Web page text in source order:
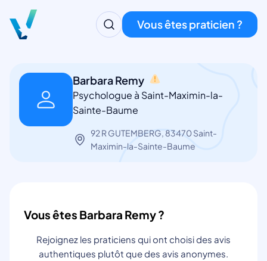
Vous êtes praticien ?
Barbara Remy
Psychologue à Saint-Maximin-la-
Sainte-Baume
92 R GUTEMBERG, 83470 Saint-
Maximin-la-Sainte-Baume
Vous êtes Barbara Remy ?
Rejoignez les praticiens qui ont choisi des avis
authentiques plutôt que des avis anonymes.